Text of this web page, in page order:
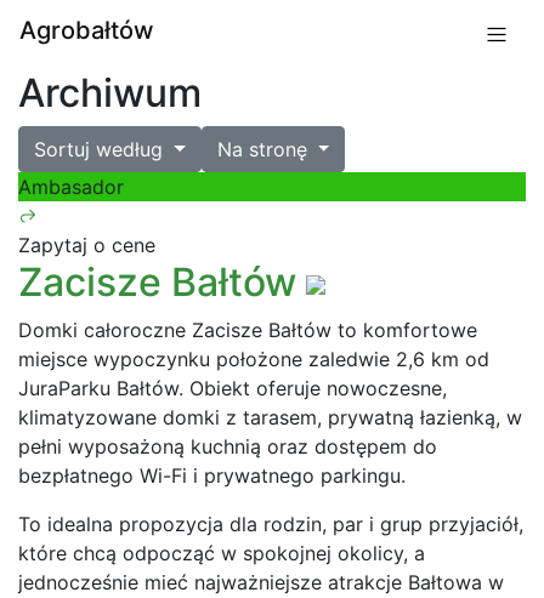
Agrobałtów
Archiwum
Sortuj według
Na stronę
Ambasador
Zapytaj o cene
Zacisze Bałtów
Domki całoroczne Zacisze Bałtów to komfortowe
miejsce wypoczynku położone zaledwie 2,6 km od
JuraParku Bałtów. Obiekt oferuje nowoczesne,
klimatyzowane domki z tarasem, prywatną łazienką, w
pełni wyposażoną kuchnią oraz dostępem do
bezpłatnego Wi-Fi i prywatnego parkingu.
To idealna propozycja dla rodzin, par i grup przyjaciół,
które chcą odpocząć w spokojnej okolicy, a
jednocześnie mieć najważniejsze atrakcje Bałtowa w